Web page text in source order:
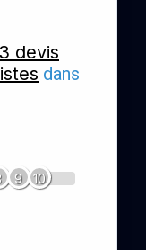
3 devis
dans
9 10